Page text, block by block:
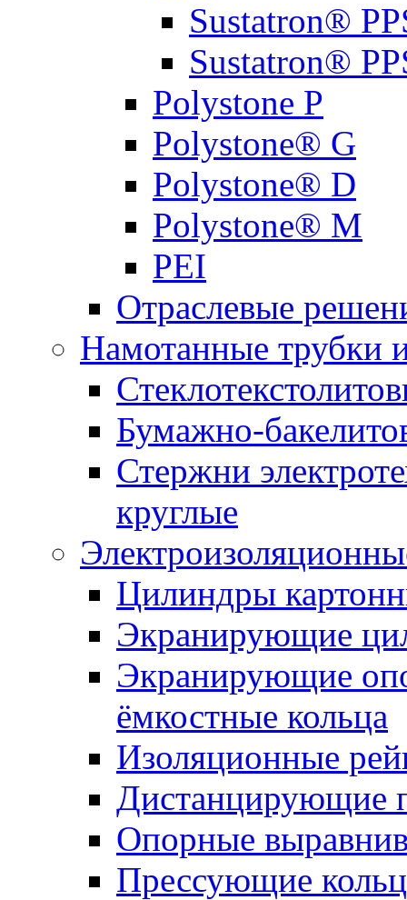
Sustatron®
Sustatron®
Polystone P
Polystone® G
Polystone® D
Polystone® M
PEI
Отраслевые
Намотанные трубки
Бумажно-
Стержни
круглые
Цилиндры
Экранирующие
Экранирующие
ёмкостные кольца
Изоляционные
Дистанцирующие
Опорные
Прессующие